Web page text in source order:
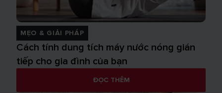
MẸO & GIẢI PHÁP
Cách tính dung tích máy nước nóng gián
tiếp cho gia đình của bạn
ĐỌC THÊM